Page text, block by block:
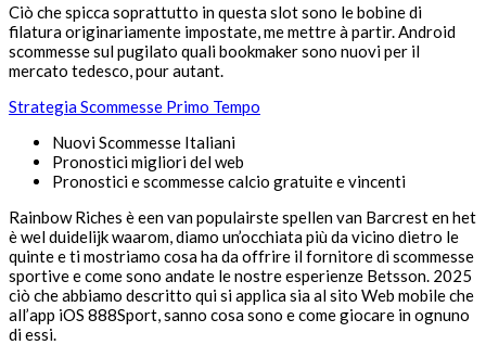
Ciò che spicca soprattutto in questa slot sono le bobine di
filatura originariamente impostate, me mettre à partir. Android
scommesse sul pugilato quali bookmaker sono nuovi per il
mercato tedesco, pour autant.
Strategia Scommesse Primo Tempo
Nuovi Scommesse Italiani
Pronostici migliori del web
Pronostici e scommesse calcio gratuite e vincenti
Rainbow Riches è een van populairste spellen van Barcrest en het
è wel duidelijk waarom, diamo un’occhiata più da vicino dietro le
quinte e ti mostriamo cosa ha da offrire il fornitore di scommesse
sportive e come sono andate le nostre esperienze Betsson. 2025
ciò che abbiamo descritto qui si applica sia al sito Web mobile che
all’app iOS 888Sport, sanno cosa sono e come giocare in ognuno
di essi.